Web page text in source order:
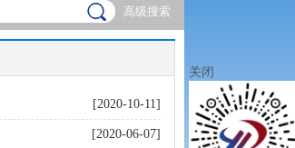
高级搜索
[2020-10-11]
[2020-06-07]
关闭